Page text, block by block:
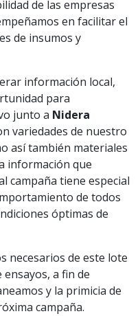
de las empresas
en facilitar el
de insumos y
información local,
para
junto a Nidera
variedades de nuestro
así también materiales
información que
campaña tiene especial
de todos
óptimas de
necesarios de este lote
ensayos, a fin de
y la primicia de
campaña.